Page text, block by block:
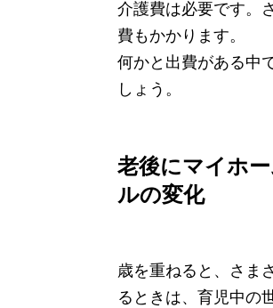
介護費は必要です。
費もかかります。
何かと出費がある中
しょう。
老後にマイホ
ルの変化
歳を重ねると、さま
るときは、育児中の